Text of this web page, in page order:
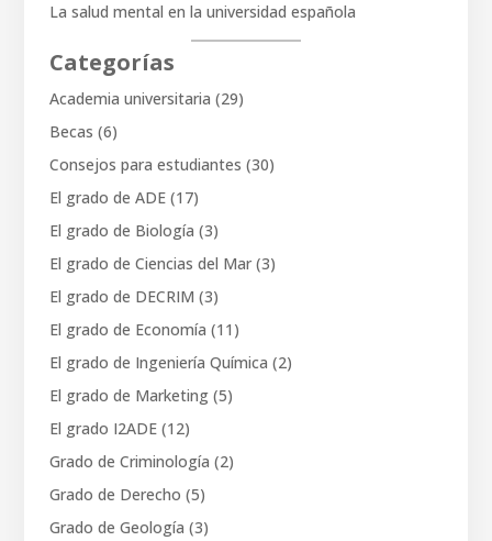
La salud mental en la universidad española
Categorías
Academia universitaria (29)
Becas (6)
Consejos para estudiantes (30)
El grado de ADE(17)
El grado de Biología (3)
El grado de Ciencias del Mar(3)
El grado de DECRIM (3)
El grado de Economía (11)
El grado de Ingeniería Química (2)
El grado de Marketing(5)
El grado I2ADE(12)
Grado de Criminología (2)
Grado de Derecho (5)
Grado de Geología (3)